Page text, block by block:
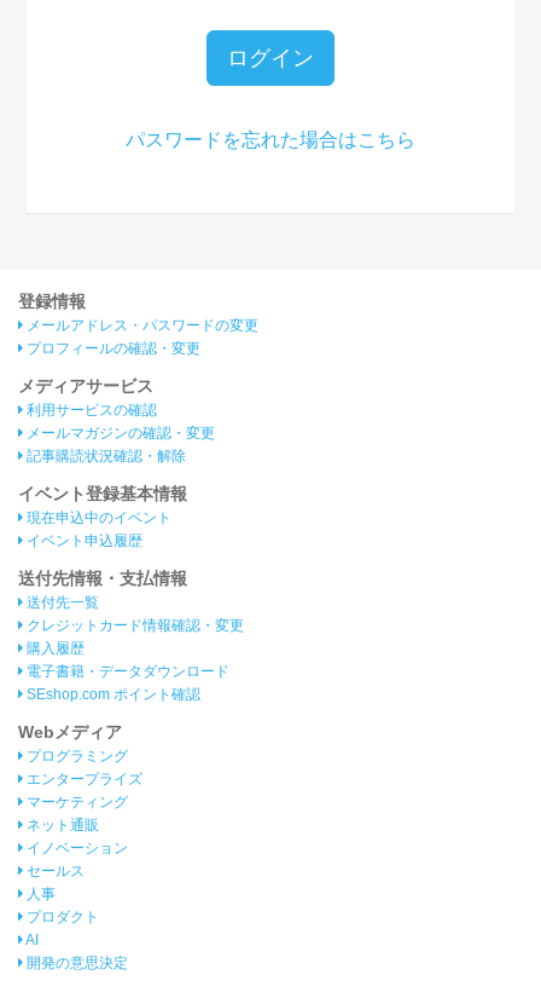
ログイン
パスワードを忘れた場合はこちら
登録情報
メールアドレス・パスワードの変更
プロフィールの確認・変更
メディアサービス
利用サービスの確認
メールマガジンの確認・変更
記事購読状況確認・解除
イベント登録基本情報
現在申込中のイベント
イベント申込履歴
送付先情報・支払情報
送付先一覧
クレジットカード情報確認・変更
購入履歴
電子書籍・データダウンロード
SEshop.com ポイント確認
Webメディア
プログラミング
エンタープライズ
マーケティング
ネット通販
イノベーション
セールス
人事
プロダクト
AI
開発の意思決定